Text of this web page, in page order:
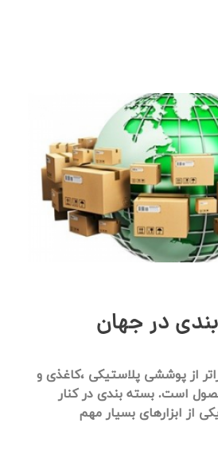
در جهان
از پوششی پلاستیکی ،کاغذی و
است. بسته بندی در کنار
از ابزارهای بسیار مهم